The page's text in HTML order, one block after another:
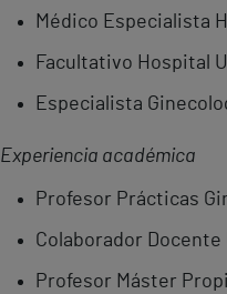
Médico Especialista
Facultativo Hospital
Especialista
Experiencia académica
Profesor Prácticas
Colaborador
Profesor Máster